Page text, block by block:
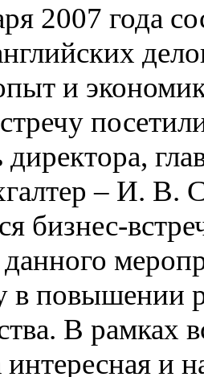
2007 года
и
директора,
– И. В.
бизнес-
в повышении
В рамках
и